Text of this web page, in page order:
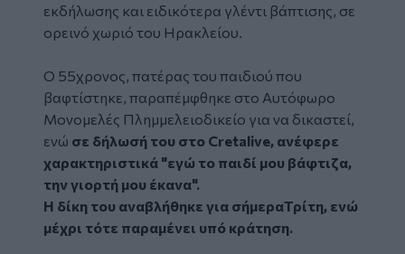
εκδήλωσης και ειδικότερα γλέντι βάπτισης, σε
ορεινό χωριό του Ηρακλείου.
Ο 55χρονος, πατέρας του παιδιού που
βαφτίστηκε, παραπέμφθηκε στο Αυτόφωρο
Μονομελές Πλημμελειοδικείο για να δικαστεί,
ενώ σε δήλωσή του στο Cretalive, ανέφερε
χαρακτηριστικά "εγώ το παιδί μου βάφτιζα,
την γιορτή μου έκανα".
Η δίκη του αναβλήθηκε για σήμεραΤρίτη, ενώ
μέχρι τότε παραμένει υπό κράτηση.